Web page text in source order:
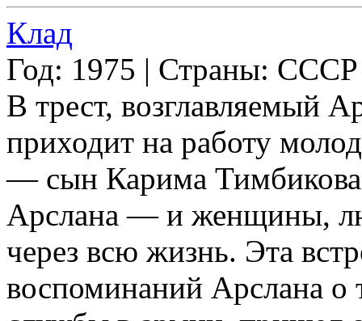
Клад
Год: 1975 | Страны: СССР
В трест, возглавляемый
приходит на работу
— сын Карима
Арслана — и женщины,
через всю жизнь. Эта
воспоминаний Арслана о